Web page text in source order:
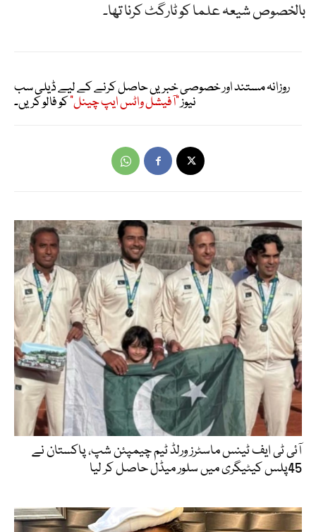
بالخصوص شیعہ علما کو ٹارگٹ کرنا تھا۔
روزانہ مستند اور خصوصی خبریں حاصل کرنے کے لیے ڈیلی سب
نیوز"آفیشل واٹس ایپ چینل"کو فالو کریں۔
آئی ٹی ایف ٹینس ماسٹرز ورلڈ ٹیم چیمپئن شپ، پاکستان نے
45پلس کیٹیگری میں سلور میڈل حاصل کر لیا